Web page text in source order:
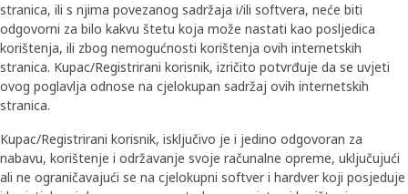
stranica, ili s njima povezanog sadržaja i/ili softvera, neće biti
odgovorni za bilo kakvu štetu koja može nastati kao posljedica
korištenja, ili zbog nemogućnosti korištenja ovih internetskih
stranica. Kupac/Registrirani korisnik, izričito potvrđuje da se uvjeti
ovog poglavlja odnose na cjelokupan sadržaj ovih internetskih
stranica.
Kupac/Registrirani korisnik, isključivo je i jedino odgovoran za
nabavu, korištenje i održavanje svoje računalne opreme, uključujući
ali ne ograničavajući se na cjelokupni softver i hardver koji posjeduje